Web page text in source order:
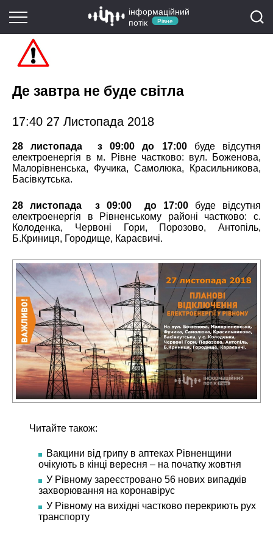
інформаційний
потік
Рівне
Де завтра не буде світла
17:40 27 Листопада 2018
28 листопада з 09:00 до 17:00 буде відсутня
електроенергія в м. Рівне частково: вул. Боженова,
Малорівненська, Фучика, Самолюка, Красильникова,
Басівкутська.
28 листопада з 09:00 до 17:00 буде відсутня
електроенергія в Рівненському районі частково: с.
Колоденка, Червоні Гори, Порозово, Антопіль,
Б.Криниця, Городище, Караєвичі.
Читайте також:
Вакцини від грипу в аптеках Рівненщини
очікують в кінці вересня – на початку жовтня
У Рівному зареєстровано 56 нових випадків
захворювання на коронавірус
У Рівному на вихідні частково перекриють рух
транспорту